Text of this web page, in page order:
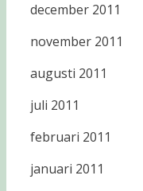
december 2011
november 2011
augusti 2011
juli 2011
februari 2011
januari 2011